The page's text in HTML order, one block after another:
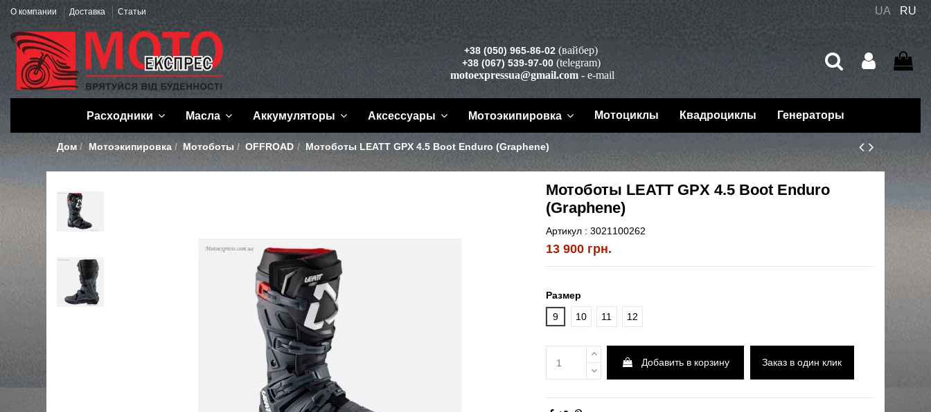
О компании Доставка Статьи UA RU
+38 (050) 965-86-02 (вайбер)
+38 (067) 539-97-00 (telegram)
motoexpressua@gmail.com - e-mail
Расходники Масла Аккумуляторы Аксессуары Мотоэкипировка Мотоциклы Квадроциклы Генераторы
Дом Мотоэкипировка Мотоботы OFFROAD Мотоботы LEATT GPX 4.5 Boot Enduro (Graphene)
Мотоботы LEATT GPX 4.5 Boot Enduro
(Graphene)
Артикул : 3021100262
13 900 грн.
Размер
9
10 11 12
Добавить в корзину Заказ в один клик